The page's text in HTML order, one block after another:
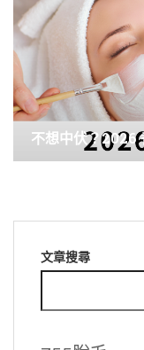
不想中伏？2026
文章搜尋